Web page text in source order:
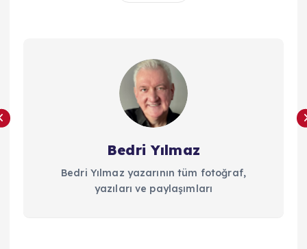
Bedri Yılmaz
Bedri Yılmaz yazarının tüm fotoğraf,
yazıları ve paylaşımları